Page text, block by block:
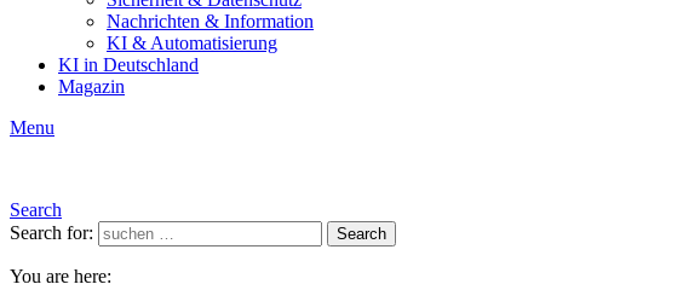
Nachrichten & Information
KI & Automatisierung
KI in Deutschland
Magazin
Menu
Search
Search for:
Search
You are here: